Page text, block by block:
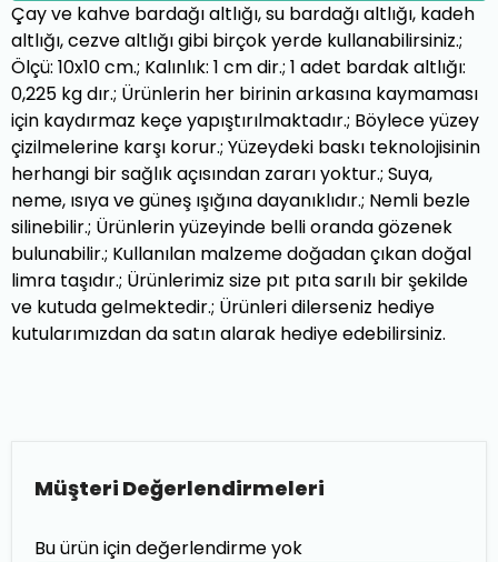
Çay ve kahve bardağı altlığı, su bardağı altlığı, kadeh
altlığı, cezve altlığı gibi birçok yerde kullanabilirsiniz.;
Ölçü: 10x10 cm.; Kalınlık: 1 cm dir.; 1 adet bardak altlığı:
0,225 kg dır.; Ürünlerin her birinin arkasına kaymaması
için kaydırmaz keçe yapıştırılmaktadır.; Böylece yüzey
çizilmelerine karşı korur.; Yüzeydeki baskı teknolojisinin
herhangi bir sağlık açısından zararı yoktur.; Suya,
neme, ısıya ve güneş ışığına dayanıklıdır.; Nemli bezle
silinebilir.; Ürünlerin yüzeyinde belli oranda gözenek
bulunabilir.; Kullanılan malzeme doğadan çıkan doğal
limra taşıdır.; Ürünlerimiz size pıt pıta sarılı bir şekilde
ve kutuda gelmektedir.; Ürünleri dilerseniz hediye
kutularımızdan da satın alarak hediye edebilirsiniz.
Müşteri Değerlendirmeleri
Bu ürün için değerlendirme yok